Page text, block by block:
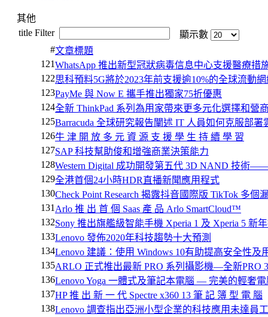
其他
title Filter
顯示數
#文章標題
121WhatsApp 推出新型冠狀病毒信息中心支援醫療措
122思科預料5G將於2023年前支援逾10%的全球流動
123PayMe 與 Now E 攜手推出獨家75折優惠
124全新 ThinkPad 系列為用家帶來更多元化選擇和營
125Barracuda 全球研究報告闡述 IT 人員如何克服部署
126牛 津 開 放 多 元 資 源 支 援 學 生 持 續 學 習
127SAP 科技幫助俊和增強商業決策能力
128Western Digital 成功開發第五代 3D NAND 技術
129全港首個24小時HDR直播新聞應用程式
130Check Point Research 揭露抖音國際版 TikTok 多個
131 Arlo 推 出 首 個 Saas 產 品 Arlo SmartCloud™
132Sony 推出旗艦級智能手機 Xperia 1 及 Xperia 5 新
133Lenovo 發佈2020年科技趨勢十大預測
134Lenovo 建議：使用 Windows 10有助提高安全性及
135ARLO 正式推出最新 PRO 系列攝影機—全新PRO
136Lenovo Yoga 一體式及筆記本電腦 — 完美的輕奢
137HP 推 出 新 一 代 Spectre x360 13 筆 記 簿 型 電 腦
138Lenovo 調查指出亞洲小型企業的科技應用未達員